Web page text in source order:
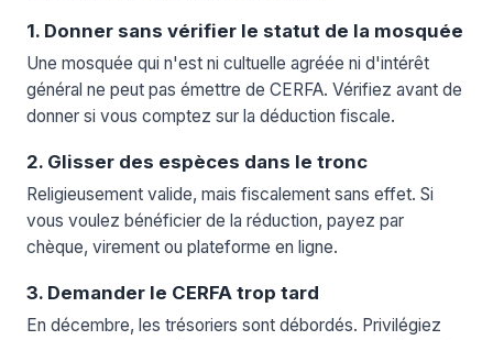
1. Donner sans vérifier le statut de la mosquée
Une mosquée qui n'est ni cultuelle agréée ni d'intérêt
général ne peut pas émettre de CERFA. Vérifiez avant de
donner si vous comptez sur la déduction fiscale.
2. Glisser des espèces dans le tronc
Religieusement valide, mais fiscalement sans effet. Si
vous voulez bénéficier de la réduction, payez par
chèque, virement ou plateforme en ligne.
3. Demander le CERFA trop tard
En décembre, les trésoriers sont débordés. Privilégiez